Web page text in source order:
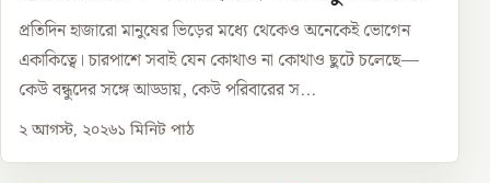
প্রতিদিন হাজারো মানুষের ভিড়ের মধ্যে থেকেও অনেকেই ভোগেন
একাকিত্বে। চারপাশে সবাই যেন কোথাও না কোথাও ছুটে চলেছে—
কেউ বন্ধুদের সঙ্গে আড্ডায়, কেউ পরিবারের স...
২ আগস্ট, ২০২৬১ মিনিট পাঠ